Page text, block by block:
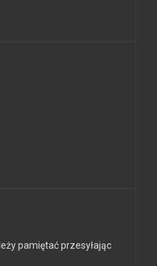
pamiętać przesyłając